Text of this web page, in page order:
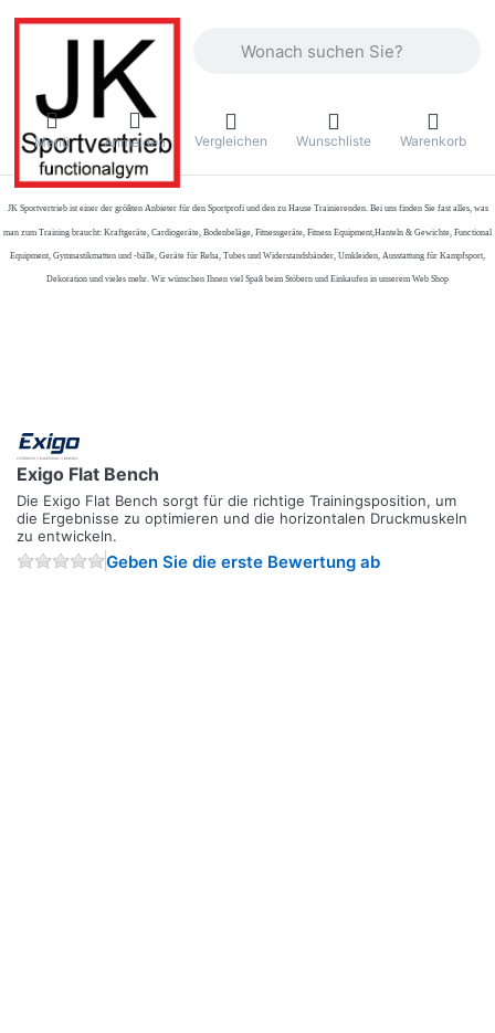
Menü Anmelden Vergleichen Wunschliste Warenkorb
JK Sportvertrieb ist einer der größten Anbieter für den Sportprofi und den zu Hause Trainierenden. Bei uns finden Sie fast alles, was
man zum Training braucht: Kraftgeräte, Cardiogeräte, Bodenbeläge, Fitnessgeräte, Fitness Equipment,Hanteln & Gewichte, Functional
Equipment, Gymnastikmatten und -bälle, Geräte für Reha, Tubes und Widerstandsbänder, Umkleiden, Ausstattung für Kampfsport,
Dekoration und vieles mehr. Wir wünschen Ihnen viel Spaß beim Stöbern und Einkaufen in unserem Web Shop
Exigo Flat Bench
Die Exigo Flat Bench sorgt für die richtige Trainingsposition, um
die Ergebnisse zu optimieren und die horizontalen Druckmuskeln
zu entwickeln.
Geben Sie die erste Bewertung ab